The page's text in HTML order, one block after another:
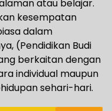
atau belajar.
kesempatan
dalam
(Pendidikan Budi
berkaitan dengan
individual maupun
sehari-hari.